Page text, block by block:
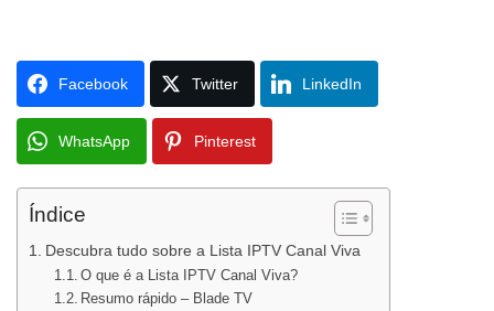
Facebook Twitter LinkedIn
WhatsApp Pinterest
Índice
Descubra tudo sobre a Lista IPTV Canal Viva
O que é a Lista IPTV Canal Viva?
Resumo rápido – Blade TV